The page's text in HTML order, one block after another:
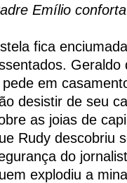
Emílio
fica
Geraldo
em
desistir de seu
as joias de
Rudy descobriu
do
explodiu a